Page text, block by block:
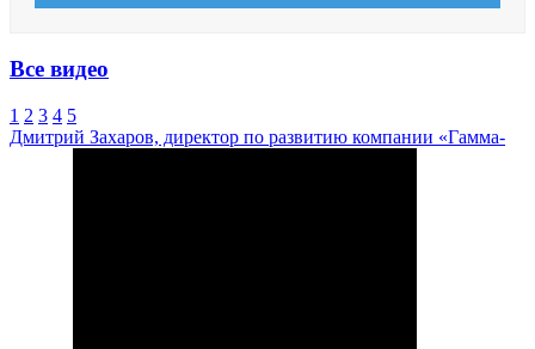
Все видео
1 2 3 4 5
Дмитрий Захаров, директор по развитию компании «Гамма-